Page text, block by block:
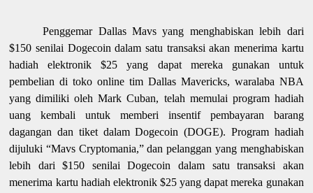
Penggemar Dallas Mavs yang menghabiskan lebih dari
$150 senilai Dogecoin dalam satu transaksi akan menerima kartu
hadiah elektronik $25 yang dapat mereka gunakan untuk
pembelian di toko online tim Dallas Mavericks, waralaba NBA
yang dimiliki oleh Mark Cuban, telah memulai program hadiah
uang kembali untuk memberi insentif pembayaran barang
dagangan dan tiket dalam Dogecoin (DOGE). Program hadiah
dijuluki “Mavs Cryptomania,” dan pelanggan yang menghabiskan
lebih dari $150 senilai Dogecoin dalam satu transaksi akan
menerima kartu hadiah elektronik $25 yang dapat mereka gunakan